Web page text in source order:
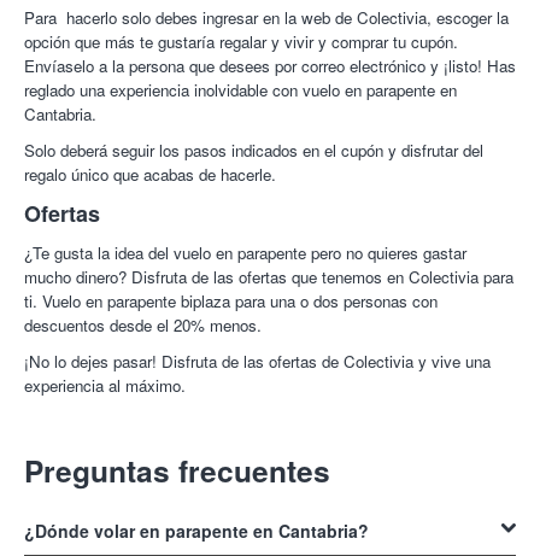
Para hacerlo solo debes ingresar en la web de Colectivia, escoger la
opción que más te gustaría regalar y vivir y comprar tu cupón.
Envíaselo a la persona que desees por correo electrónico y ¡listo! Has
reglado una experiencia inolvidable con vuelo en parapente en
Cantabria.
Solo deberá seguir los pasos indicados en el cupón y disfrutar del
regalo único que acabas de hacerle.
Ofertas
¿Te gusta la idea del vuelo en parapente pero no quieres gastar
mucho dinero? Disfruta de las ofertas que tenemos en Colectivia para
ti. Vuelo en parapente biplaza para una o dos personas con
descuentos desde el 20% menos.
¡No lo dejes pasar! Disfruta de las ofertas de Colectivia y vive una
experiencia al máximo.
Preguntas frecuentes
¿Dónde volar en parapente en Cantabria?